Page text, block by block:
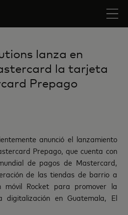
lanza en
la tarjeta
Prepago
anunció el lanzamiento
Prepago, que cuenta con
de pagos de Mastercard,
de las tiendas de barrio a
móvil Rocket para promover la
digitalización en Guatemala, El